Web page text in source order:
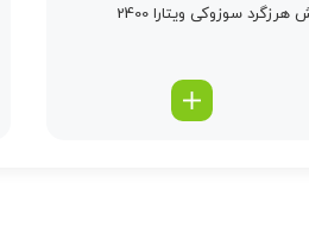
هرزگرد سوزوکی ویتارا 2400